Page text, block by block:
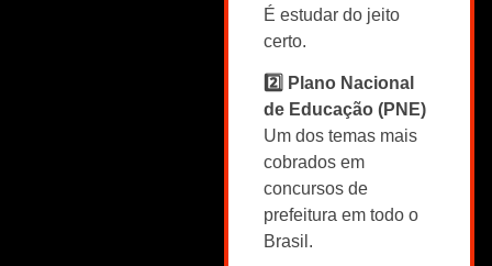
É estudar do jeito
certo.
2️⃣ Plano Nacional
de Educação (PNE)
Um dos temas mais
cobrados em
concursos de
prefeitura em todo o
Brasil.